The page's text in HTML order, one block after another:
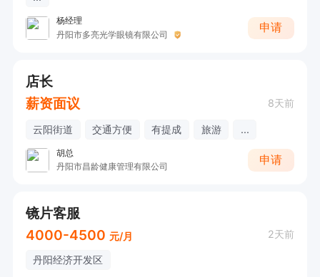
杨经理
丹阳市多亮光学眼镜有限公司
申请
店长
薪资面议
8天前
云阳街道 交通方便 有提成 旅游 ...
胡总
丹阳市昌龄健康管理有限公司
申请
镜片客服
4000-4500 元/月 2天前
丹阳经济开发区